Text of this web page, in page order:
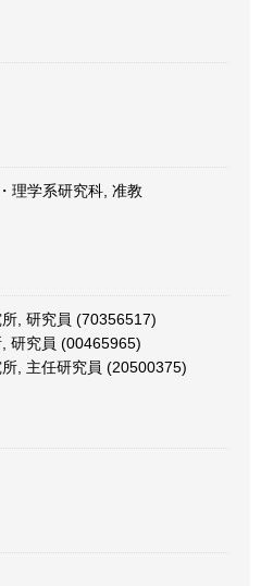
理学系研究科, 准教
, 研究員 (70356517)
研究員 (00465965)
, 主任研究員 (20500375)